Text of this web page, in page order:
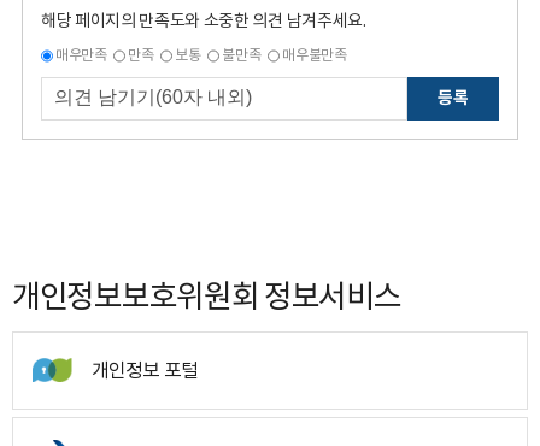
해당 페이지의 만족도와 소중한 의견 남겨주세요.
매우만족 만족 보통 불만족 매우불만족
등록
개인정보보호위원회 정보서비스
개인정보 포털